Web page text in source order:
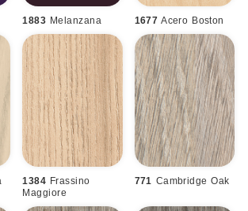
1883 Melanzana 1677 Acero Boston
1384 Frassino
Maggiore
771 Cambridge Oak